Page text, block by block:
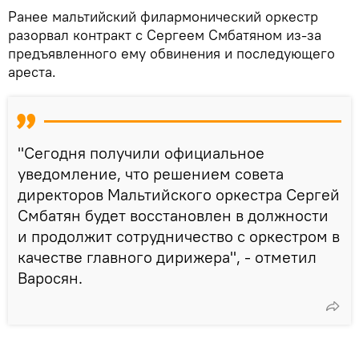
Ранее мальтийский филармонический оркестр
разорвал контракт с Сергеем Смбатяном из-за
предъявленного ему обвинения и последующего
ареста.
"Сегодня получили официальное
уведомление, что решением совета
директоров Мальтийского оркестра Сергей
Смбатян будет восстановлен в должности
и продолжит сотрудничество с оркестром в
качестве главного дирижера", - отметил
Варосян.